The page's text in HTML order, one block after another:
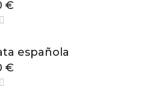
€
española
€